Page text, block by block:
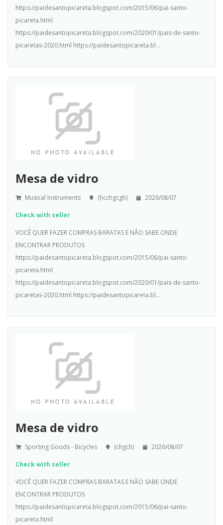
https://paidesantopicareta.blogspot.com/2015/06/pai-santo-
picareta.html
https://paidesantopicareta.blogspot.com/2020/01/pais-de-santo-
picaretas-2020.html https://paidesantopicareta.bl...
Mesa de vidro
Musical Instruments (hcchgcgh) 2026/08/07
Check with seller
VOCÊ QUER FAZER COMPRAS BARATAS E NÃO SABE ONDE
ENCONTRAR PRODUTOS
https://paidesantopicareta.blogspot.com/2015/06/pai-santo-
picareta.html
https://paidesantopicareta.blogspot.com/2020/01/pais-de-santo-
picaretas-2020.html https://paidesantopicareta.bl...
Mesa de vidro
Sporting Goods - Bicycles (chgch) 2026/08/07
Check with seller
VOCÊ QUER FAZER COMPRAS BARATAS E NÃO SABE ONDE
ENCONTRAR PRODUTOS
https://paidesantopicareta.blogspot.com/2015/06/pai-santo-
picareta.html